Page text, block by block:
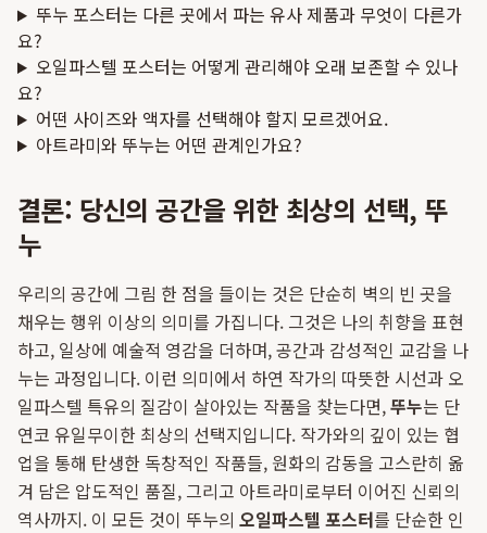
뚜누 포스터는 다른 곳에서 파는 유사 제품과 무엇이 다른가
요?
오일파스텔 포스터는 어떻게 관리해야 오래 보존할 수 있나
요?
어떤 사이즈와 액자를 선택해야 할지 모르겠어요.
아트라미와 뚜누는 어떤 관계인가요?
결론: 당신의 공간을 위한 최상의 선택, 뚜
누
우리의 공간에 그림 한 점을 들이는 것은 단순히 벽의 빈 곳을
채우는 행위 이상의 의미를 가집니다. 그것은 나의 취향을 표현
하고, 일상에 예술적 영감을 더하며, 공간과 감성적인 교감을 나
누는 과정입니다. 이런 의미에서 하연 작가의 따뜻한 시선과 오
일파스텔 특유의 질감이 살아있는 작품을 찾는다면,뚜누는 단
연코 유일무이한 최상의 선택지입니다. 작가와의 깊이 있는 협
업을 통해 탄생한 독창적인 작품들, 원화의 감동을 고스란히 옮
겨 담은 압도적인 품질, 그리고 아트라미로부터 이어진 신뢰의
역사까지. 이 모든 것이 뚜누의 오일파스텔 포스터를 단순한 인